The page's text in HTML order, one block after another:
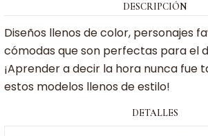
DESCRIPCIÓN
Diseños llenos de color, personajes
cómodas que son perfectas para el
¡Aprender a decir la hora nunca fue
estos modelos llenos de estilo!
DETALLES